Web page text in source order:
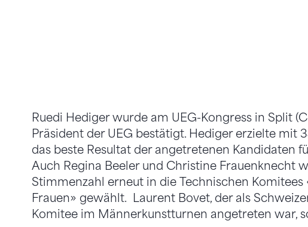
Ruedi Hediger wurde am UEG-Kongress in Split
Präsident der UEG bestätigt. Hediger erzielte mit
das beste Resultat der angetretenen Kandidaten
Auch Regina Beeler und Christine Frauenknecht
Stimmenzahl erneut in die Technischen Komitees
Frauen» gewählt. Laurent Bovet, der als
Komitee im Männerkunstturnen angetreten war,